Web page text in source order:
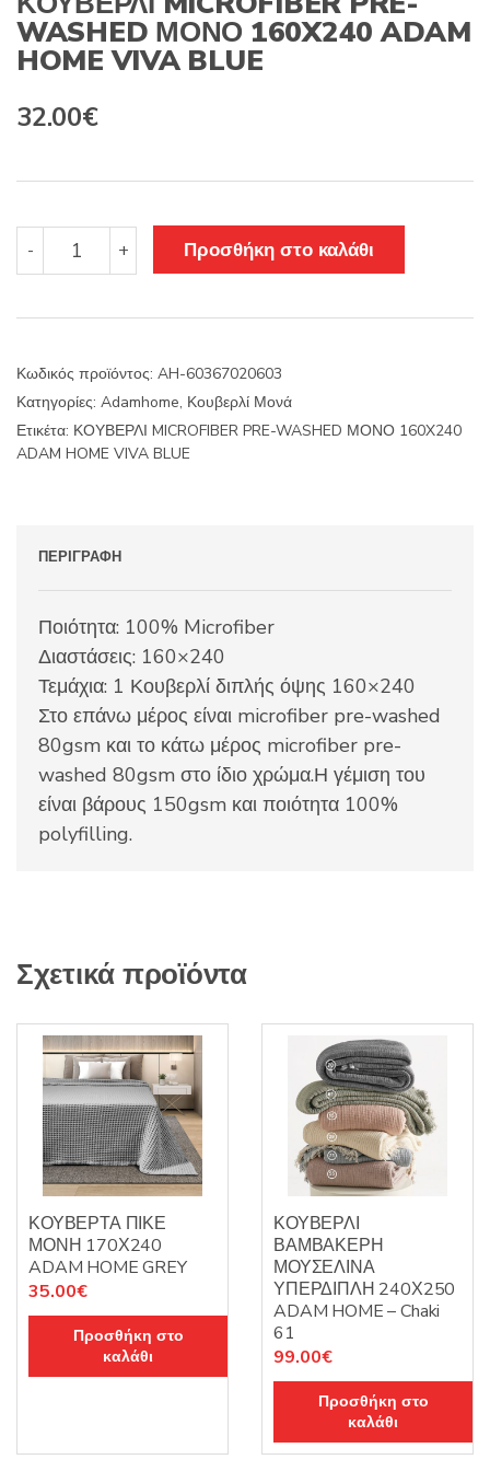
WASHED ΜΟΝΟ 160X240 ADAM
HOME VIVA BLUE
32.00€
-
ΚΟΥΒΕΡΛΙ
MICROFIBER
ADAM
HOME
VIVA
BLUE
+ Προσθήκη στο καλάθι
Κωδικός προϊόντος: AH-60367020603
Κατηγορίες: Adamhome, Κουβερλί Μονά
Ετικέτα: ΚΟΥΒΕΡΛΙ MICROFIBER PRE-WASHED ΜΟΝΟ 160X240
ADAM HOME VIVA BLUE
ΠΕΡΙΓΡΑΦΉ
Ποιότητα: 100% Microfiber
Διαστάσεις: 160×240
Τεμάχια: 1 Κουβερλί διπλής όψης 160×240
Στο επάνω μέρος είναι microfiber pre-washed
80gsm και το κάτω μέρος microfiber pre-
washed 80gsm στο ίδιο χρώμα.Η γέμιση του
είναι βάρους 150gsm και ποιότητα 100%
polyfilling.
Σχετικά προϊόντα
ΚΟΥΒΕΡΤΑ ΠΙΚΕ
ΜΟΝΗ 170Χ240
ADAM HOME GREY
35.00€
Προσθήκη στο
καλάθι
ΚΟΥΒΕΡΛΙ
ΒΑΜΒΑΚΕΡΗ
ΜΟΥΣΕΛΙΝΑ
ΥΠΕΡΔΙΠΛΗ 240Χ250
ADAM HOME – Chaki
61
99.00€
Προσθήκη στο
καλάθι